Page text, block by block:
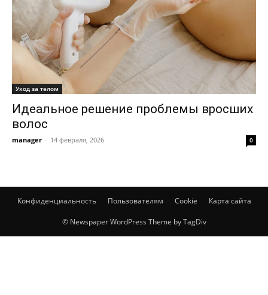
Уход за телом
Идеальное решение проблемы вросших
волос
manager - 14 февраля, 2026 0
Конфиденциальность Пользователям Cookie Карта сайта
© Newspaper WordPress Theme by TagDiv